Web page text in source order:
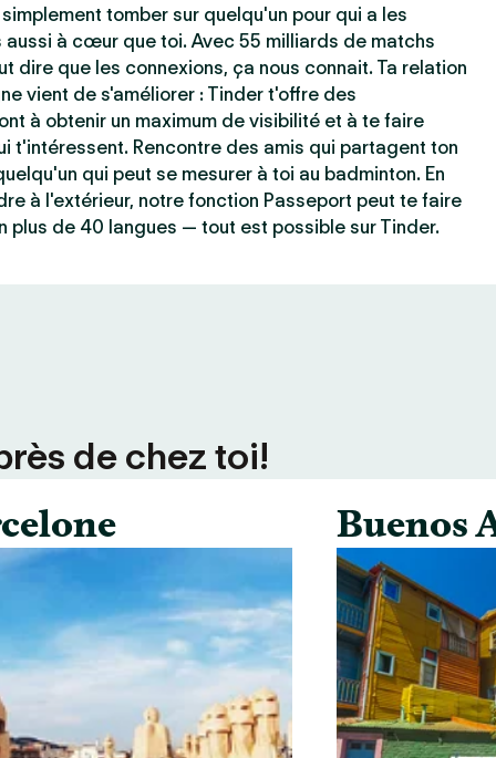
tomber sur quelqu'un pour qui a les
à cœur que toi. Avec 55 milliards de matchs
dire que les connexions, ça nous connait. Ta relation
vient de s'améliorer : Tinder t'offre des
à obtenir un maximum de visibilité et à te faire
t'intéressent. Rencontre des amis qui partagent ton
qui peut se mesurer à toi au badminton. En
à l'extérieur, notre fonction Passeport peut te faire
plus de 40 langues — tout est possible sur Tinder.
de chez toi!
Buenos